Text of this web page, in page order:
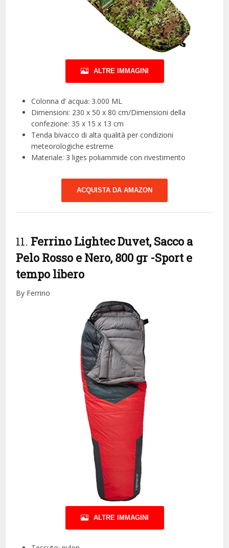
ALTRE IMMAGINI
Colonna d’ acqua: 3.000 ML
Dimensioni: 230 x 50 x 80 cm/Dimensioni della
confezione: 35 x 15 x 13 cm
Tenda bivacco di alta qualità per condizioni
meteorologiche estreme
Materiale: 3 liges poliammide con rivestimento
ACQUISTA DA AMAZON
11. Ferrino Lightec Duvet, Sacco a
Pelo Rosso e Nero, 800 gr -Sport e
tempo libero
By Ferrino
ALTRE IMMAGINI